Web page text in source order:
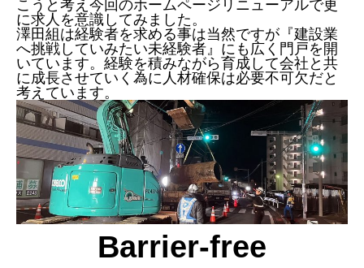
こうと考え今回のホームページリニューアルで更
に求人を意識してみました。
澤田組は経験者を求める事は当然ですが『建設業
へ挑戦していみたい未経験者』にも広く門戸を開
いています。経験を積みながら育成して会社と共
に成長させていく為に人材確保は必要不可欠だと
考えています。
Barrier-free